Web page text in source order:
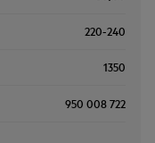
220-240
1350
950 008 722